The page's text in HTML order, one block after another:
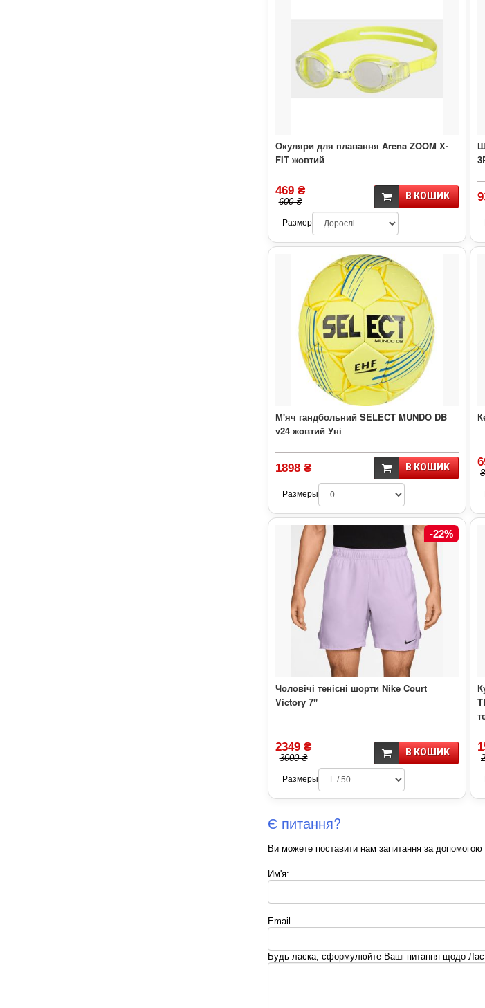
Окуляри для плавання Arena ZOOM X-
FIT жовтий
469 ₴
600 ₴
В КОШИК
Размер
М'яч гандбольний SELECT MUNDO DB
v24 жовтий Уні
1898 ₴ В КОШИК
Размеры
-22%
Чоловічі тенісні шорти Nike Court
Victory 7"
2349 ₴
3000 ₴
В КОШИК
Размеры
Є питання?
Ви можете поставити нам запитання за допомогою
Им'я:
Email
Будь ласка, сформулюйте Ваші питання щодо